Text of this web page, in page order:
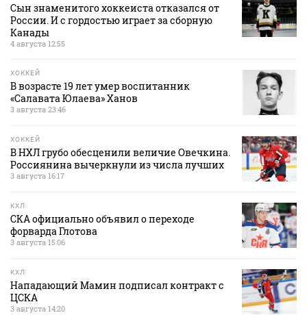
Сын знаменитого хоккеиста отказался от
России. И с гордостью играет за сборную
Канады
4 августа 12:55
ХОККЕЙ
В возрасте 19 лет умер воспитанник
«Салавата Юлаева» Ханов
3 августа 23:46
ХОККЕЙ
В НХЛ грубо обесценили величие Овечкина.
Россиянина вычеркнули из числа лучших
3 августа 16:17
КХЛ
СКА официально объявил о переходе
форварда Глотова
3 августа 15:06
КХЛ
Нападающий Мамин подписал контракт с
ЦСКА
3 августа 14:20